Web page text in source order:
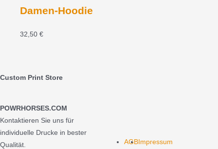
Damen-Hoodie
32,50€
Custom Print Store
POWRHORSES.COM
Kontaktieren Sie uns für
individuelle Drucke in bester
Qualität.
AGB Impressum